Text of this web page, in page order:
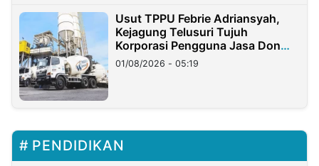
Usut TPPU Febrie Adriansyah,
Kejagung Telusuri Tujuh
Korporasi Pengguna Jasa Don
Ritto
01/08/2026 - 05:19
PENDIDIKAN